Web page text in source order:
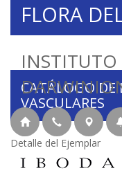
FLORA
CATÁLOGO DE
VASCULARES
Detalle del Ejemplar